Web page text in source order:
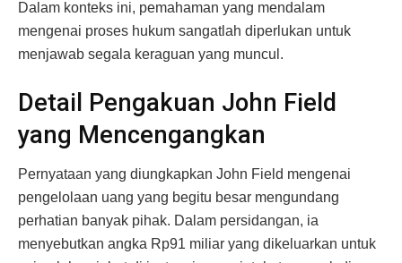
Dalam konteks ini, pemahaman yang mendalam
mengenai proses hukum sangatlah diperlukan untuk
menjawab segala keraguan yang muncul.
Detail Pengakuan John Field
yang Mencengangkan
Pernyataan yang diungkapkan John Field mengenai
pengelolaan uang yang begitu besar mengundang
perhatian banyak pihak. Dalam persidangan, ia
menyebutkan angka Rp91 miliar yang dikeluarkan untuk